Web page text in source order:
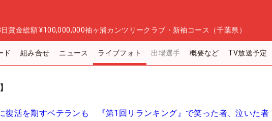
賞金総額 ¥100,000,000袖ヶ浦カンツリークラブ・新袖コース（千葉県）
ド 組み合せ ニュース ライブフォト 出場選手 概要など TV放送予定
復活を期すベテランも 『第1回リランキング』で笑った者、泣いた者